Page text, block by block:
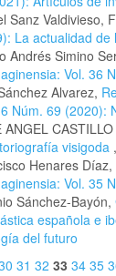
Sanz Valdivieso,
La actualidad
Andrés Simino
Vol. 36
Alvarez,
Núm. 69 (2020):
ANGEL
visigoda ,
Henares Díaz,
Vol. 35
Sánchez-Bayón,
española e
del futuro
31 32 33 34 35